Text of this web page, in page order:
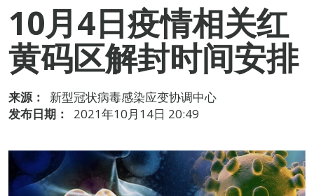
10月4日疫情相关红
黄码区解封时间安排
来源：
新型冠状病毒感染应变协调中心
发布日期：
2021年10月14日 20:49